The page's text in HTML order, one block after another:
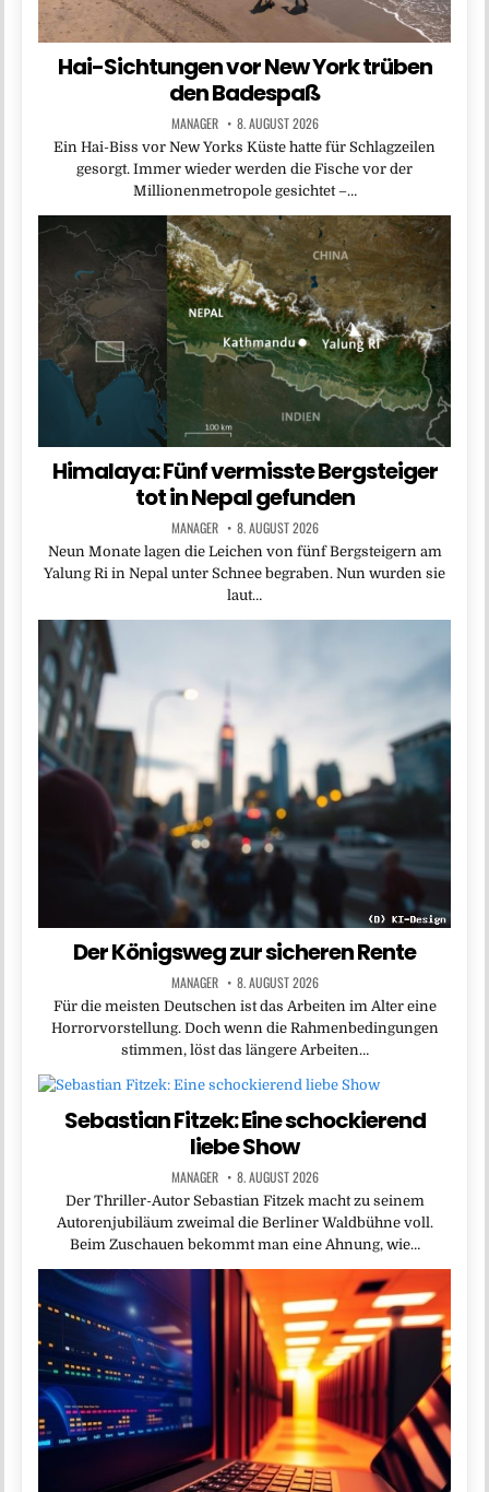
Hai-Sichtungen vor New York trüben
den Badespaß
MANAGER 8. AUGUST 2026
Ein Hai-Biss vor New Yorks Küste hatte für Schlagzeilen
gesorgt. Immer wieder werden die Fische vor der
Millionenmetropole gesichtet –…
Himalaya: Fünf vermisste Bergsteiger
tot in Nepal gefunden
MANAGER 8. AUGUST 2026
Neun Monate lagen die Leichen von fünf Bergsteigern am
Yalung Ri in Nepal unter Schnee begraben. Nun wurden sie
laut…
Der Königsweg zur sicheren Rente
MANAGER 8. AUGUST 2026
Für die meisten Deutschen ist das Arbeiten im Alter eine
Horrorvorstellung. Doch wenn die Rahmenbedingungen
stimmen, löst das längere Arbeiten…
Sebastian Fitzek: Eine schockierend
liebe Show
MANAGER 8. AUGUST 2026
Der Thriller-Autor Sebastian Fitzek macht zu seinem
Autorenjubiläum zweimal die Berliner Waldbühne voll.
Beim Zuschauen bekommt man eine Ahnung, wie…